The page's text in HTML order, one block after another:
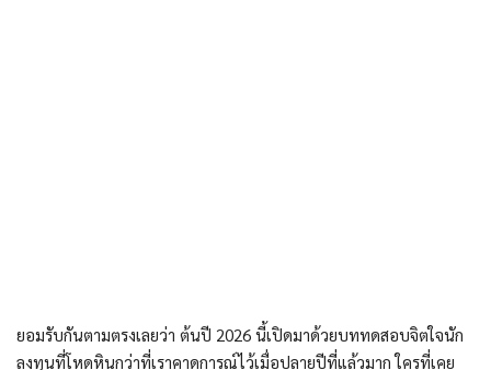
ยอมรับกันตามตรงเลยว่า ต้นปี 2026 นี้เปิดมาด้วยบททดสอบจิตใจนัก
ลงทุนที่โหดหินกว่าที่เราคาดการณ์ไว้เมื่อปลายปีที่แล้วมาก ใครที่เคย